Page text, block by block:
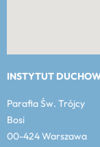
INSTYTUT
Parafia Św.
Bosi
00-424 Warszawa